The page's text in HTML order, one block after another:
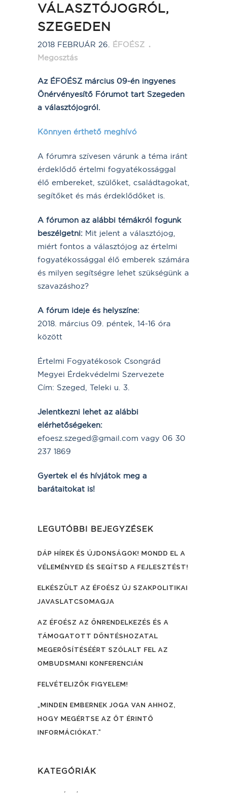
VÁLASZTÓJOGRÓL,
SZEGEDEN
2018 FEBRUÁR 26. ÉFOÉSZ
Megosztás
Az ÉFOÉSZ március 09-én ingyenes
Önérvényesítő Fórumot tart Szegeden
a választójogról.
Könnyen érthető meghívó
A fórumra szívesen várunk a téma iránt
érdeklődő értelmi fogyatékossággal
élő embereket, szülőket, családtagokat,
segítőket és más érdeklődőket is.
A fórumon az alábbi témákról fogunk
beszélgetni: Mit jelent a választójog,
miért fontos a választójog az értelmi
fogyatékossággal élő emberek számára
és milyen segítségre lehet szükségünk a
szavazáshoz?
A fórum ideje és helyszíne:
2018. március 09. péntek, 14-16 óra
között
Értelmi Fogyatékosok Csongrád
Megyei Érdekvédelmi Szervezete
Cím: Szeged, Teleki u. 3.
Jelentkezni lehet az alábbi
elérhetőségeken:
efoesz.szeged@gmail.com vagy 06 30
237 1869
Gyertek el és hívjátok meg a
barátaitokat is!
LEGUTÓBBI BEJEGYZÉSEK
DÁP HÍREK ÉS ÚJDONSÁGOK! MONDD EL A
VÉLEMÉNYED ÉS SEGÍTSD A FEJLESZTÉST!
ELKÉSZÜLT AZ ÉFOÉSZ ÚJ SZAKPOLITIKAI
JAVASLATCSOMAGJA
AZ ÉFOÉSZ AZ ÖNRENDELKEZÉS ÉS A
TÁMOGATOTT DÖNTÉSHOZATAL
MEGERŐSÍTÉSÉÉRT SZÓLALT FEL AZ
OMBUDSMANI KONFERENCIÁN
FELVÉTELIZŐK FIGYELEM!
„MINDEN EMBERNEK JOGA VAN AHHOZ,
HOGY MEGÉRTSE AZ ŐT ÉRINTŐ
INFORMÁCIÓKAT.”
KATEGÓRIÁK